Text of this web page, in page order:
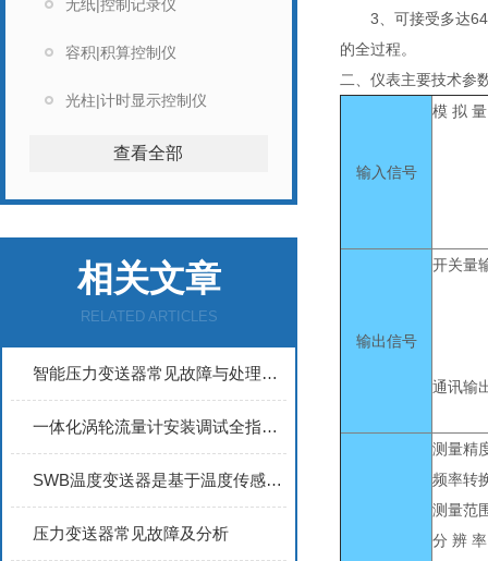
无纸|控制记录仪
容积|积算控制仪
光柱|计时显示控制仪
查看全部
相关文章
RELATED ARTICLES
智能压力变送器常见故障与处理办法
一体化涡轮流量计安装调试全指南：从管道布置到参数设置的完整操作规范
SWB温度变送器是基于温度传感器原理设计的
压力变送器常见故障及分析
3、可接受多达64
的全过程。
二、仪表主要技术参
输入信号
模 拟 量
输出信号
开关量
通讯输
测量精
频率转
测量范
分 辨 率